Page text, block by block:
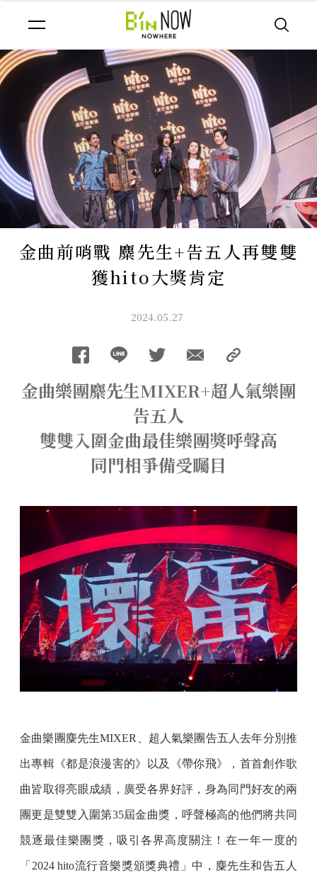
金曲前哨戰 麋先生+告五人再雙雙
獲hito大獎肯定
2024.05.27
金曲樂團麋先生MIXER+超人氣樂團
告五人
雙雙入圍金曲最佳樂團獎呼聲高
同門相爭備受矚目
金曲樂團麋先生MIXER、超人氣樂團告五人去年分別推
出專輯《都是浪漫害的》以及《帶你飛》，首首創作歌
曲皆取得亮眼成績，廣受各界好評，身為同門好友的兩
團更是雙雙入圍第35屆金曲獎，呼聲極高的他們將共同
競逐最佳樂團獎，吸引各界高度關注！在一年一度的
「2024 hito流行音樂獎頒獎典禮」中，麋先生和告五人